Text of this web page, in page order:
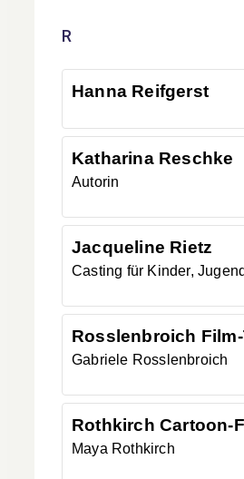
R
Hanna Reifgerst
Katharina Reschke
Autorin
Jacqueline Rietz
Casting für Kinder,
Rosslenbroich
Gabriele Rosslenbroich
Rothkirch Cartoon-
Maya Rothkirch